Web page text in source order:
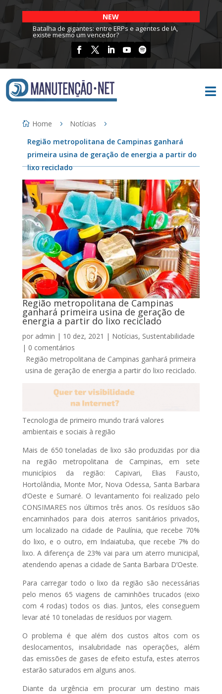
NEW
Batalha de gigantes: entre ERPs e agentes de IA,
existe mesmo um vencedor?

Home
Notícias
Região metropolitana de Campinas ganhará
primeira usina de geração de energia a partir do
lixo reciclado
Região metropolitana de Campinas
ganhará primeira usina de geração de
energia a partir do lixo reciclado
por admin | 10 dez, 2021 | Notícias, Sustentabilidade
| 0 comentários
Região metropolitana de Campinas ganhará primeira
usina de geração de energia a partir do lixo reciclado.
Tecnologia de primeiro mundo trará valores
ambientais e sociais à região
Mais de 650 toneladas de lixo são produzidas por dia
na região metropolitana de Campinas, em sete
municípios da região: Capivari, Elias Fausto,
Hortolândia, Monte Mor, Nova Odessa, Santa Barbara
d’Oeste e Sumaré. O levantamento foi realizado pelo
CONSIMARES nos últimos três anos. Os resíduos são
encaminhados para dois aterros sanitários privados,
um localizado na cidade de Paulínia, que recebe 70%
do lixo, e o outro, em Indaiatuba, que recebe 7% do
lixo. A diferença de 23% vai para um aterro municipal,
atendendo apenas a cidade de Santa Barbara D’Oeste.
Para carregar todo o lixo da região são necessárias
pelo menos 65 viagens de caminhões trucados (eixo
com 4 rodas) todos os dias. Juntos, eles conseguem
levar até 10 toneladas de resíduos por viagem.
O problema é que além dos custos altos com os
deslocamentos, insalubridade nas operações, além
das emissões de gases de efeito estufa, estes aterros
estarão saturados em alguns anos.
Diante da urgência em procurar um destino mais